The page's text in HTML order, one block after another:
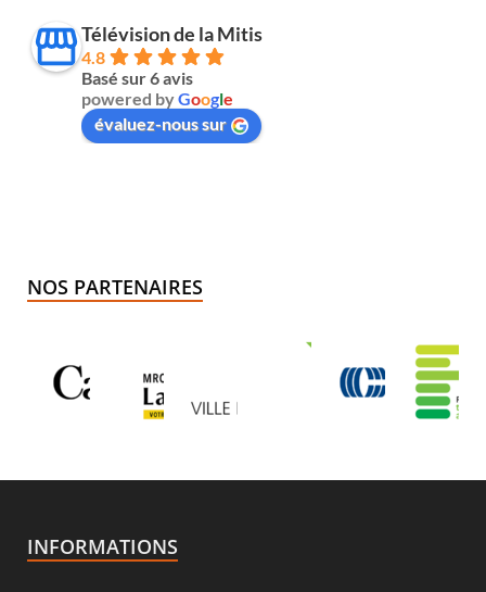
Télévision de la Mitis
4.8
Basé sur 6 avis
powered byGoogle
évaluez-nous sur
NOS PARTENAIRES
INFORMATIONS